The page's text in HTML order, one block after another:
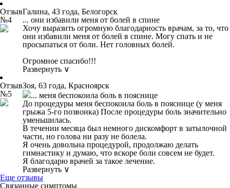
Отзыв
№4
Галина, 43 года, Белогорск
... они избавили меня от болей в спине
Хочу выразить огромную благодарность врачам, за то, что
они избавили меня от болей в спине. Могу спать и не
просыпаться от боли. Нет головных болей.
Огромное спасибо!!!
Развернуть ∨
Отзыв
№5
Зоя, 63 года, Красноярск
... меня беспокоила боль в пояснице
До процедуры меня беспокоила боль в пояснице (у меня
грыжа 5-го позвонка) После процедуры боль значительно
уменьшилась.
В течении месяца был немного дискомфорт в затылочной
части, но голова ни разу не болела.
Я очень довольна процедурой, продолжаю делать
гимнастику и думаю, что вскоре боли совсем не будет.
Я благодарю врачей за такое лечение.
Развернуть ∨
Еще отзывы
Связанные симптомы